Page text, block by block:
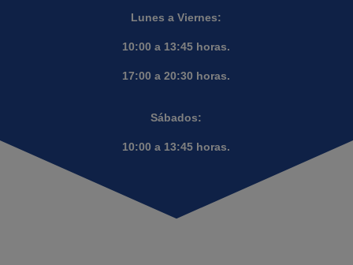
Lunes a Viernes:
10:00 a 13:45 horas.
17:00 a 20:30 horas.
Sábados:
10:00 a 13:45 horas.